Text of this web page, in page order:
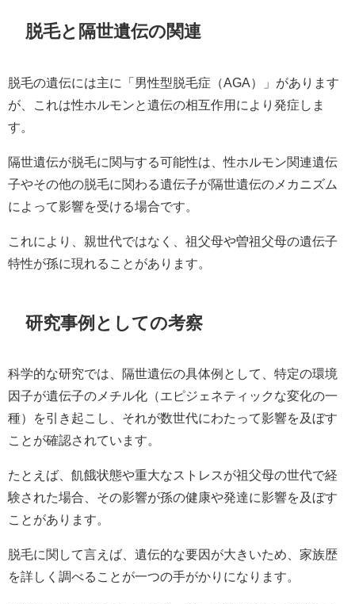
脱毛と隔世遺伝の関連
脱毛の遺伝には主に「男性型脱毛症（AGA）」があります
が、これは性ホルモンと遺伝の相互作用により発症しま
す。
隔世遺伝が脱毛に関与する可能性は、性ホルモン関連遺伝
子やその他の脱毛に関わる遺伝子が隔世遺伝のメカニズム
によって影響を受ける場合です。
これにより、親世代ではなく、祖父母や曽祖父母の遺伝子
特性が孫に現れることがあります。
研究事例としての考察
科学的な研究では、隔世遺伝の具体例として、特定の環境
因子が遺伝子のメチル化（エピジェネティックな変化の一
種）を引き起こし、それが数世代にわたって影響を及ぼす
ことが確認されています。
たとえば、飢餓状態や重大なストレスが祖父母の世代で経
験された場合、その影響が孫の健康や発達に影響を及ぼす
ことがあります。
脱毛に関して言えば、遺伝的な要因が大きいため、家族歴
を詳しく調べることが一つの手がかりになります。